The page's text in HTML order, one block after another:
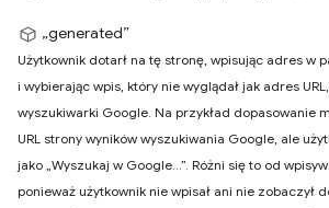
„generated”
Użytkownik dotarł na tę stronę, wpisując adres w
i wybierając wpis, który nie wyglądał jak adres
wyszukiwarki Google. Na przykład dopasowanie
URL strony wyników wyszukiwania Google, ale
jako „Wyszukaj w Google…”. Różni się to od
ponieważ użytkownik nie wpisał ani nie zobaczył